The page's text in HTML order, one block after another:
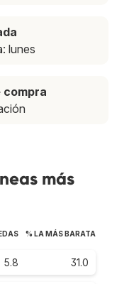
: lunes
compra
más
% LA MÁS BARATA
5.8 31.0